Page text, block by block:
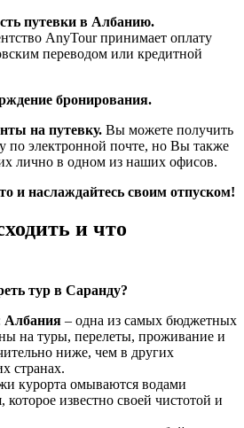
путевки в Албанию.
AnyTour принимает оплату
переводом или кредитной
бронирования.
на путевку. Вы можете получить
по электронной почте, но Вы также
лично в одном из наших офисов.
и наслаждайтесь своим отпуском!
и что
тур в Саранду?
Албания – одна из самых бюджетных
на туры, перелеты, проживание и
ниже, чем в других
странах.
курорта омываются водами
известно своей чистотой и